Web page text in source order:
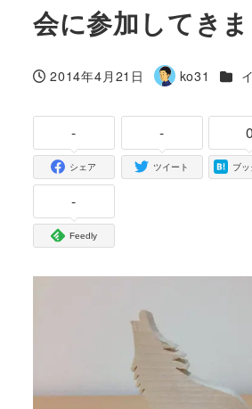
会に参加してき
投稿日
2014年4月21日
著
ko31 カテ
-
シェア
-
ツイート
0
ブッ
-
Feedly